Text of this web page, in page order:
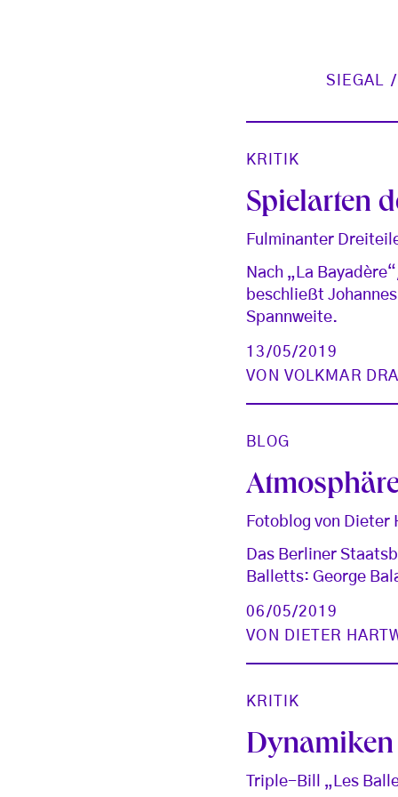
SIEGAL
KRITIK
Spielarten
Fulminanter
Nach „La
beschließt
Spannweite.
13/05/2019
VON VOLKMAR
BLOG
Fotoblog von Dieter
Das Berliner
Balletts: George
06/05/2019
VON
DIETER
KRITIK
Dynamiken
Triple-Bill „Les